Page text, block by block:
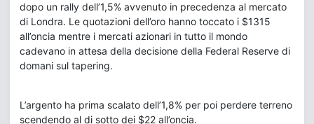
dopo un rally dell’1,5% avvenuto in precedenza al mercato
di Londra. Le quotazioni dell’oro hanno toccato i $1315
all’oncia mentre i mercati azionari in tutto il mondo
cadevano in attesa della decisione della Federal Reserve di
domani sul tapering.
L’argento ha prima scalato dell’1,8% per poi perdere terreno
scendendo al di sotto dei $22 all’oncia.